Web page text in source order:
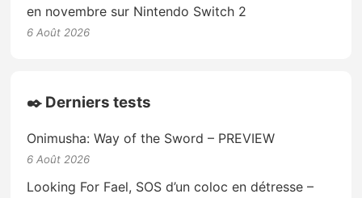
en novembre sur Nintendo Switch 2
6 Août 2026
✒️ Derniers tests
Onimusha: Way of the Sword – PREVIEW
6 Août 2026
Looking For Fael, SOS d’un coloc en détresse –